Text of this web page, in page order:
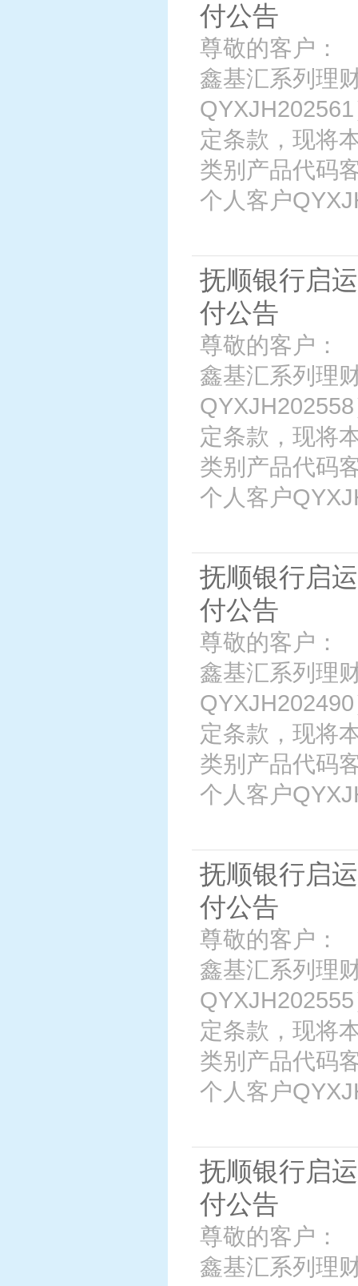
付公告
尊敬的客户：
鑫基汇系列理
定条款，现将
类别产品代码
个人客户
抚顺银行启
付公告
尊敬的客户：
鑫基汇系列理
定条款，现将
类别产品代码
个人客户
抚顺银行启
付公告
尊敬的客户：
鑫基汇系列理
定条款，现将
类别产品代码
个人客户
抚顺银行启
付公告
尊敬的客户：
鑫基汇系列理
定条款，现将
类别产品代码
个人客户
抚顺银行启
付公告
尊敬的客户：
鑫基汇系列理